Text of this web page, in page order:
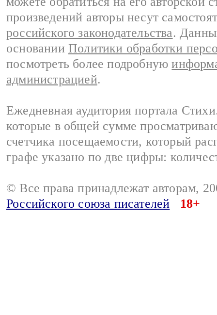
произведений авторы несут
российского законодательства.
основании Политики обработки
посмотреть более подробную
администрацией.
Ежедневная аудитория портала
которые в общей сумме
счетчика посещаемости, который
графе указано по две цифры:
© Все права принадлежат авторам,
Российского союза писателей
18+